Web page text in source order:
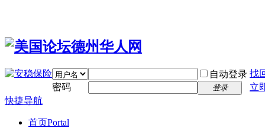
自动登录 找
密码
登录
立
快捷导航
首页Portal